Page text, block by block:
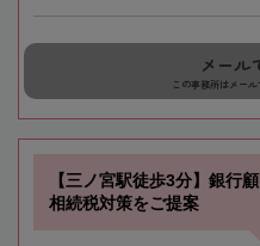
メール
この事務所はメール
【三ノ宮駅徒歩3分】銀行
相続税対策をご提案